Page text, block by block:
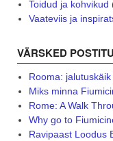
Toidud ja kohvikud
Vaateviis ja
VÄRSKED
Rooma:
Miks minna
Rome: A Walk
Why go to
Ravipaast Loodus